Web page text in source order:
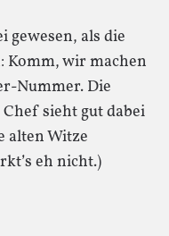
gewesen, als die
Komm, wir machen
Nummer. Die
sieht gut dabei
alten Witze
eh nicht.)